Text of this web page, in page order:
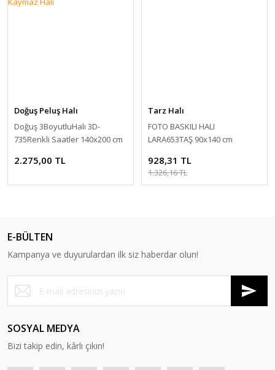
Doğuş Peluş Halı
Doğuş 3BoyutluHalı 3D-
735Renkli Saatler 140x200 cm
2.275,00 TL
Tarz Halı
FOTO BASKILI HALI
LARA653TAŞ 90x140 cm
928,31 TL
1.326,16 TL
E-BÜLTEN
Kampanya ve duyurulardan ilk siz haberdar olun!
SOSYAL MEDYA
Bizi takip edin, kârlı çıkın!